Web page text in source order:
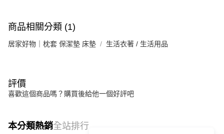
商品相關分類 (1)
居家好物｜枕套 保潔墊 床墊 生活衣著 / 生活用品
評價
喜歡這個商品嗎？購買後給他一個好評吧
本分類熱銷全站排行
每天都有一次拉霸機會